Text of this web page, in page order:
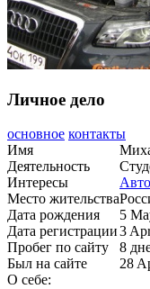
Личное дело
основное контакты
Имя
Деятельность
Интересы
Авто
Место жительства
Дата рождения
5
Дата регистрации3
Пробег по сайту
8
Был на сайте
28
О себе: